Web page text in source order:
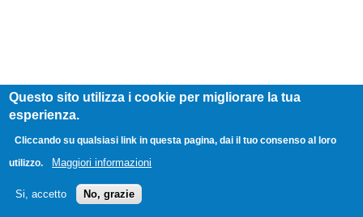
Questo sito utilizza i cookie per migliorare la tua
esperienza.
Cliccando su qualsiasi link in questa pagina, dai il tuo consenso al loro
utilizzo.
Maggiori informazioni
Si, accetto No, grazie